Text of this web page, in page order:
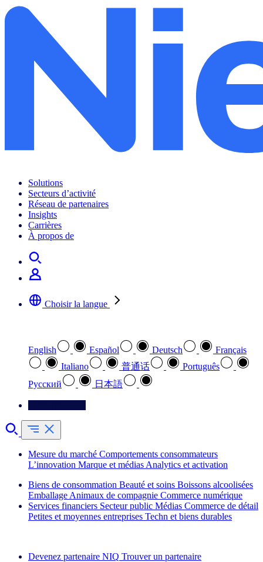
Solutions
Secteurs d’activité
Réseau de partenaires
Insights
Carrières
À propos de
Choisir la langue
English Español Deutsch
Français
Italiano
普通话
Português
Pусский
日本語
Mesure du marché Comportements consommateurs
L’innovation Marque et médias Analytics et activation
Biens de consommation Beauté et soins Boissons alcoolisées
Emballage Animaux de compagnie Commerce numérique
Services financiers Secteur public Médias Commerce de détail
Petites et moyennes entreprises Techn et biens durables
Devenez partenaire NIQ Trouver un partenaire